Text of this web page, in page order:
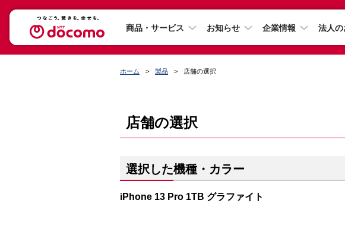
商品・サービス お知らせ 企業情報 法人の
ホーム 製品 店舗の選択
店舗の選択
選択した機種・カラー
iPhone 13 Pro 1TB グラファイト